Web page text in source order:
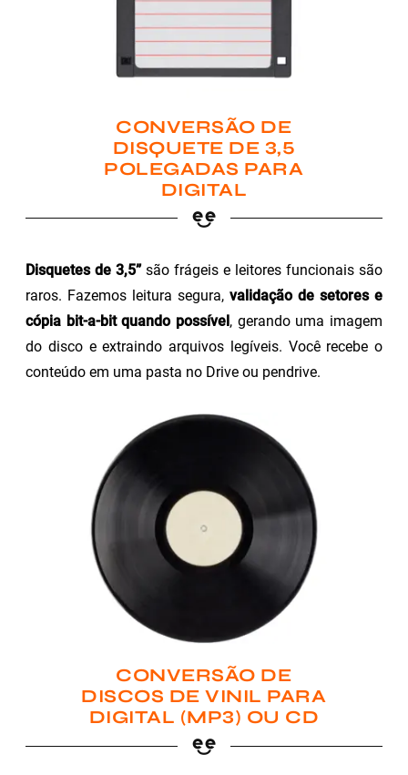
CONVERSÃO DE
DISQUETE DE 3,5
POLEGADAS PARA
DIGITAL
Disquetes de 3,5”são frágeis e leitores funcionais são
raros. Fazemos leitura segura, validação de setores e
cópia bit-a-bit quando possível, gerando uma imagem
do disco e extraindo arquivos legíveis. Você recebe o
conteúdo em uma pasta no Drive ou pendrive.
CONVERSÃO DE
DISCOS DE VINIL PARA
DIGITAL (MP3) OU CD